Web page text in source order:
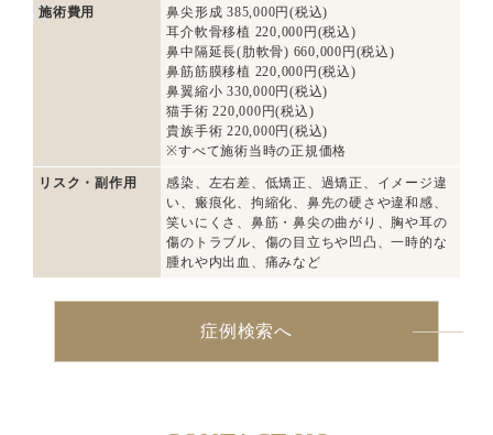
施術費用
鼻尖形成 385,000円(税込)
耳介軟骨移植 220,000円(税込)
鼻中隔延長(肋軟骨) 660,000円(税込)
鼻筋筋膜移植 220,000円(税込)
鼻翼縮小 330,000円(税込)
猫手術 220,000円(税込)
貴族手術 220,000円(税込)
※すべて施術当時の正規価格
リスク・副作用
感染、左右差、低矯正、過矯正、イメージ違
い、瘢痕化、拘縮化、鼻先の硬さや違和感、
笑いにくさ、鼻筋・鼻尖の曲がり、胸や耳の
傷のトラブル、傷の目立ちや凹凸、一時的な
腫れや内出血、痛みなど
症例検索へ